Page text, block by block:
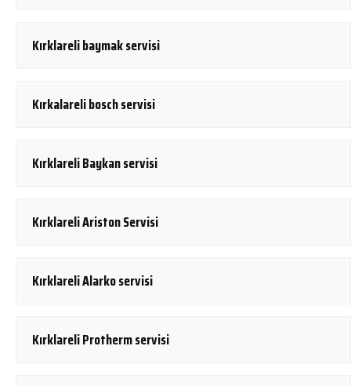
Kırklareli baymak servisi
Kırkalareli bosch servisi
Kırklareli Baykan servisi
Kırklareli Ariston Servisi
Kırklareli Alarko servisi
Kırklareli Protherm servisi